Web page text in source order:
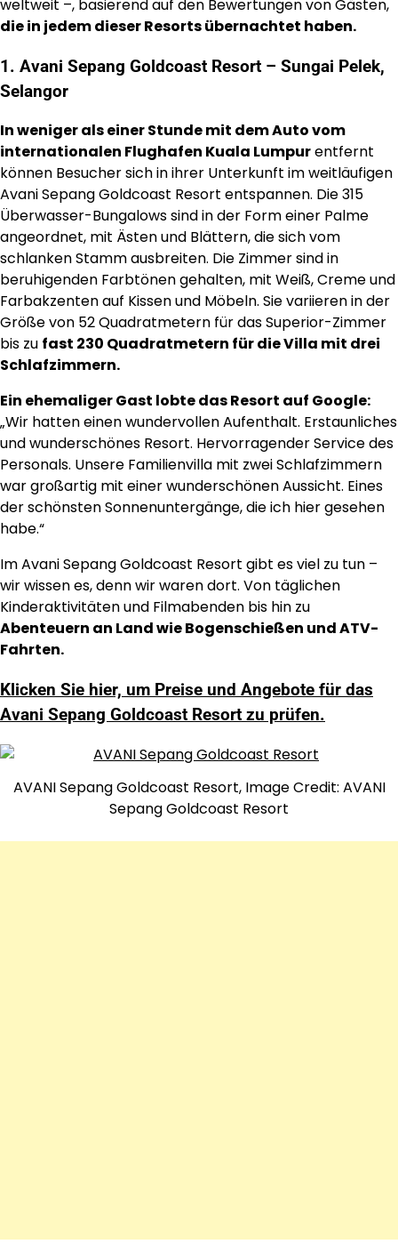
weltweit –, basierend auf den Bewertungen von Gästen,
die in jedem dieser Resorts übernachtet haben.
1. Avani Sepang Goldcoast Resort – Sungai Pelek,
Selangor
In weniger als einer Stunde mit dem Auto vom
internationalen Flughafen Kuala Lumpurentfernt
können Besucher sich in ihrer Unterkunft im weitläufigen
Avani Sepang Goldcoast Resort entspannen. Die 315
Überwasser-Bungalows sind in der Form einer Palme
angeordnet, mit Ästen und Blättern, die sich vom
schlanken Stamm ausbreiten. Die Zimmer sind in
beruhigenden Farbtönen gehalten, mit Weiß, Creme und
Farbakzenten auf Kissen und Möbeln. Sie variieren in der
Größe von 52 Quadratmetern für das Superior-Zimmer
bis zu fast 230 Quadratmetern für die Villa mit drei
Schlafzimmern.
Ein ehemaliger Gast lobte das Resort auf Google:
„Wir hatten einen wundervollen Aufenthalt. Erstaunliches
und wunderschönes Resort. Hervorragender Service des
Personals. Unsere Familienvilla mit zwei Schlafzimmern
war großartig mit einer wunderschönen Aussicht. Eines
der schönsten Sonnenuntergänge, die ich hier gesehen
habe.“
Im Avani Sepang Goldcoast Resort gibt es viel zu tun –
wir wissen es, denn wir waren dort. Von täglichen
Kinderaktivitäten und Filmabenden bis hin zu
Abenteuern an Land wie Bogenschießen und ATV-
Fahrten.
Klicken Sie hier, um Preise und Angebote für das
Avani Sepang Goldcoast Resort zu prüfen.
AVANI Sepang Goldcoast Resort, Image Credit: AVANI
Sepang Goldcoast Resort